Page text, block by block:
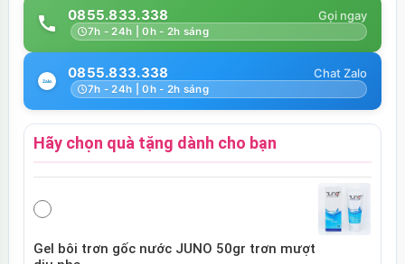
0855.833.338
7h - 24h | 0h - 2h sáng
0855.833.338
7h - 24h | 0h - 2h sáng
Hãy chọn quà tặng dành cho bạn
Gel bôi trơn gốc nước JUNO 50gr trơn mượt